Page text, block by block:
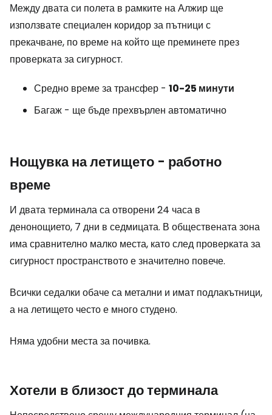
Между двата си полета в рамките на Алжир ще
използвате специален коридор за пътници с
прекачване, по време на който ще преминете през
проверката за сигурност.
Средно време за трансфер - 10-25 минути
Багаж - ще бъде прехвърлен автоматично
Нощувка на летището - работно
време
И двата терминала са отворени 24 часа в
денонощието, 7 дни в седмицата. В обществената зона
има сравнително малко места, като след проверката за
сигурност пространството е значително повече.
Всички седалки обаче са метални и имат подлакътници,
а на летището често е много студено.
Няма удобни места за почивка.
Хотели в близост до терминала